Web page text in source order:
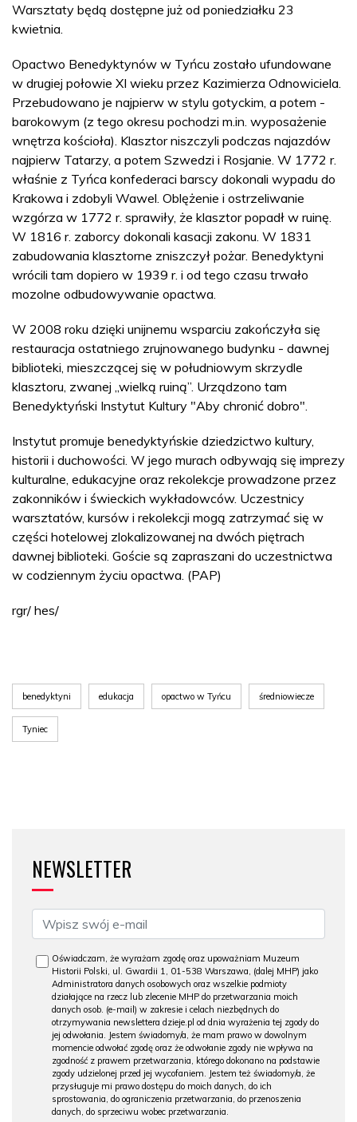
Warsztaty będą dostępne już od poniedziałku 23
kwietnia.
Opactwo Benedyktynów w Tyńcu zostało ufundowane
w drugiej połowie XI wieku przez Kazimierza Odnowiciela.
Przebudowano je najpierw w stylu gotyckim, a potem -
barokowym (z tego okresu pochodzi m.in. wyposażenie
wnętrza kościoła). Klasztor niszczyli podczas najazdów
najpierw Tatarzy, a potem Szwedzi i Rosjanie. W 1772 r.
właśnie z Tyńca konfederaci barscy dokonali wypadu do
Krakowa i zdobyli Wawel. Oblężenie i ostrzeliwanie
wzgórza w 1772 r. sprawiły, że klasztor popadł w ruinę.
W 1816 r. zaborcy dokonali kasacji zakonu. W 1831
zabudowania klasztorne zniszczył pożar. Benedyktyni
wrócili tam dopiero w 1939 r. i od tego czasu trwało
mozolne odbudowywanie opactwa.
W 2008 roku dzięki unijnemu wsparciu zakończyła się
restauracja ostatniego zrujnowanego budynku - dawnej
biblioteki, mieszczącej się w południowym skrzydle
klasztoru, zwanej „wielką ruiną”. Urządzono tam
Benedyktyński Instytut Kultury "Aby chronić dobro".
Instytut promuje benedyktyńskie dziedzictwo kultury,
historii i duchowości. W jego murach odbywają się imprezy
kulturalne, edukacyjne oraz rekolekcje prowadzone przez
zakonników i świeckich wykładowców. Uczestnicy
warsztatów, kursów i rekolekcji mogą zatrzymać się w
części hotelowej zlokalizowanej na dwóch piętrach
dawnej biblioteki. Goście są zapraszani do uczestnictwa
w codziennym życiu opactwa. (PAP)
rgr/ hes/
benedyktyni edukacja opactwo w Tyńcu średniowiecze
Tyniec
NEWSLETTER
Oświadczam, że wyrażam zgodę oraz upoważniam Muzeum
Historii Polski, ul. Gwardii 1, 01-538 Warszawa, (dalej MHP) jako
Administratora danych osobowych oraz wszelkie podmioty
działające na rzecz lub zlecenie MHP do przetwarzania moich
danych osob. (e-mail) w zakresie i celach niezbędnych do
otrzymywania newslettera dzieje.pl od dnia wyrażenia tej zgody do
jej odwołania. Jestem świadomy/a, że mam prawo w dowolnym
momencie odwołać zgodę oraz że odwołanie zgody nie wpływa na
zgodność z prawem przetwarzania, którego dokonano na podstawie
zgody udzielonej przed jej wycofaniem. Jestem też świadomy/a, że
przysługuje mi prawo dostępu do moich danych, do ich
sprostowania, do ograniczenia przetwarzania, do przenoszenia
danych, do sprzeciwu wobec przetwarzania.